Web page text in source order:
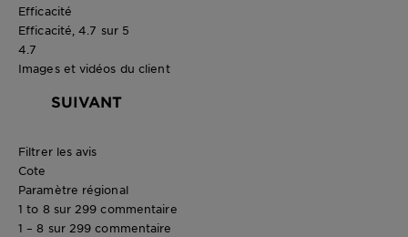
Efficacité
Efficacité, 4.7 sur 5
4.7
Images et vidéos du client
SUIVANT
Filtrer les avis
Cote
Paramètre régional
1 to 8 sur 299 commentaire
1 – 8 sur 299 commentaire